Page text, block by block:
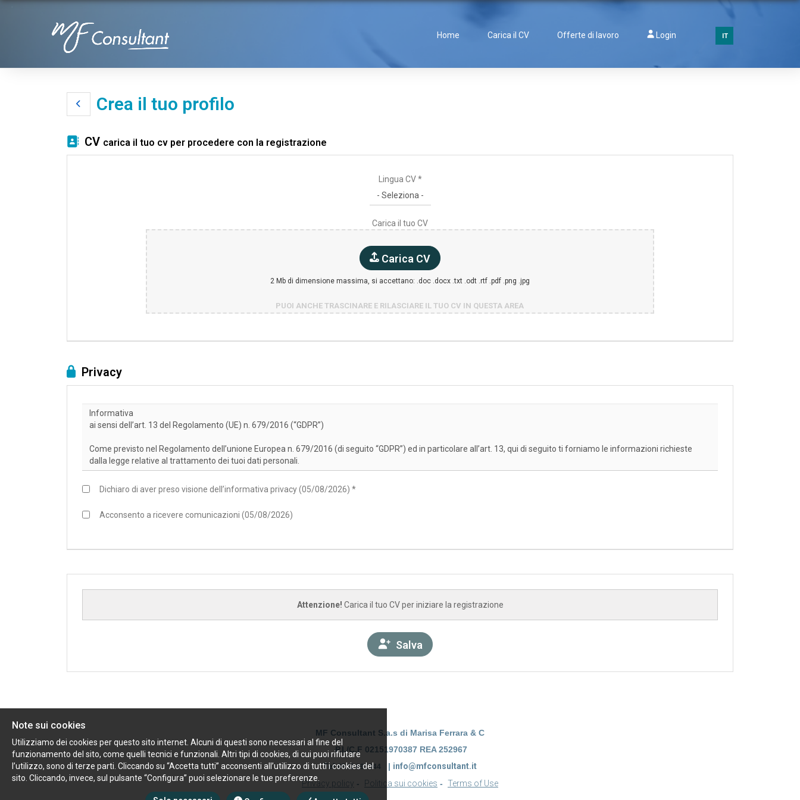
Note sui cookies
Utilizziamo dei cookies per questo sito internet. Alcuni di questi sono necessari al fine del
funzionamento del sito, come quelli tecnici e funzionali. Altri tipi di cookies, di cui puoi rifiutare
l’utilizzo, sono di terze parti. Cliccando su “Accetta tutti” acconsenti all’utilizzo di tutti i cookies del
sito. Cliccando, invece, sul pulsante “Configura” puoi selezionare le tue preferenze.
Home Carica il CV Offerte di lavoro Login IT
Crea il tuo profilo
CV carica il tuo cv per procedere con la registrazione
Lingua CV *
Carica il tuo CV
Carica CV
2 Mb di dimensione massima, si accettano: .doc .docx .txt .odt .rtf .pdf .png .jpg
PUOI ANCHE TRASCINARE E RILASCIARE IL TUO CV IN QUESTA AREA
Privacy
Dichiaro di aver preso visione dell’informativa privacy (05/08/2026) *
Acconsento a ricevere comunicazioni (05/08/2026)
Attenzione! Carica il tuo CV per iniziare la registrazione
Salva
MF Consultant S.a.s di Marisa Ferrara & C
P.I./C.F 02151970387 REA 252967
Tel0532 091344 | info@mfconsultant.it
Privacy policy - Politica sui cookies - Terms of Use